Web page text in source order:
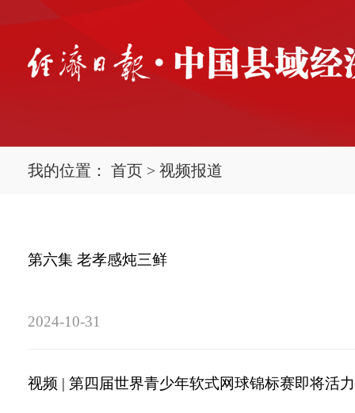
我的位置： 首页 > 视频报道
第六集 老孝感炖三鲜
2024-10-31
视频 | 第四届世界青少年软式网球锦标赛即将活